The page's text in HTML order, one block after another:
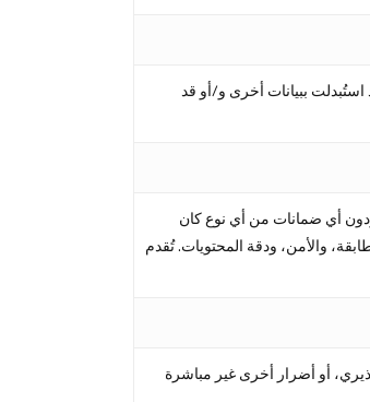
استُبدلت ببيانات أخرى و/أو قد
أي ضمانات من أي نوع كان
والأمن، ودقة المحتويات. تُقدم
أو أضرار أخرى غير مباشرة